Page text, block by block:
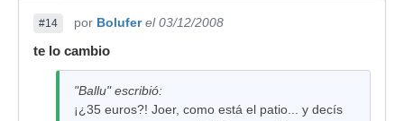
#14 por Bolufer el 03/12/2008
te lo cambio
"Ballu" escribió:
¡¿35 euros?! Joer, como está el patio... y decís